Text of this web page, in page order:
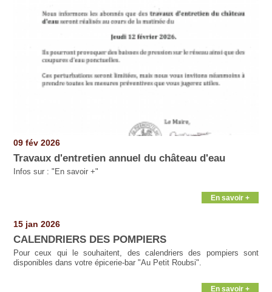
09 fév 2026
Travaux d'entretien annuel du château d'eau
Infos sur : "En savoir +"
En savoir +
15 jan 2026
CALENDRIERS DES POMPIERS
Pour ceux qui le souhaitent, des calendriers des pompiers sont
disponibles dans votre épicerie-bar "Au Petit Roubsi".
En savoir +